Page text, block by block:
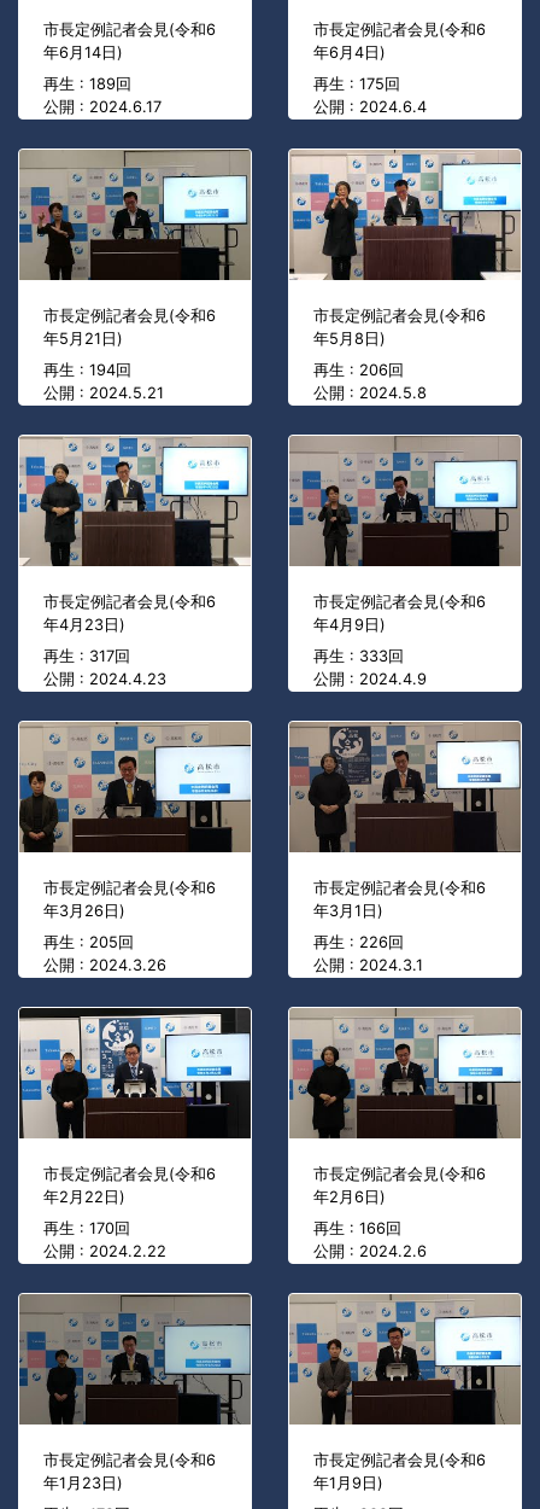
市長定例記者会見(令和6
年6月14日)
再生 : 189回
公開 : 2024.6.17
市長定例記者会見(令和6
年6月4日)
再生 : 175回
公開 : 2024.6.4
市長定例記者会見(令和6
年5月21日)
再生 : 194回
公開 : 2024.5.21
市長定例記者会見(令和6
年5月8日)
再生 : 206回
公開 : 2024.5.8
市長定例記者会見(令和6
年4月23日)
再生 : 317回
公開 : 2024.4.23
市長定例記者会見(令和6
年4月9日)
再生 : 333回
公開 : 2024.4.9
市長定例記者会見(令和6
年3月26日)
再生 : 205回
公開 : 2024.3.26
市長定例記者会見(令和6
年3月1日)
再生 : 226回
公開 : 2024.3.1
市長定例記者会見(令和6
年2月22日)
再生 : 170回
公開 : 2024.2.22
市長定例記者会見(令和6
年2月6日)
再生 : 166回
公開 : 2024.2.6
市長定例記者会見(令和6
年1月23日)
市長定例記者会見(令和6
年1月9日)